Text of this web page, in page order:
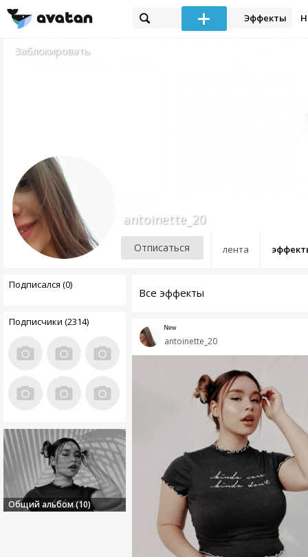
Эффекты
Заблокировать
лента
antoinette_20
Отписаться
Подписался (0)
Подписчики (2314)
Общий альбом (10)
Все эффекты
antoinette_20
ᴺᵉʷ